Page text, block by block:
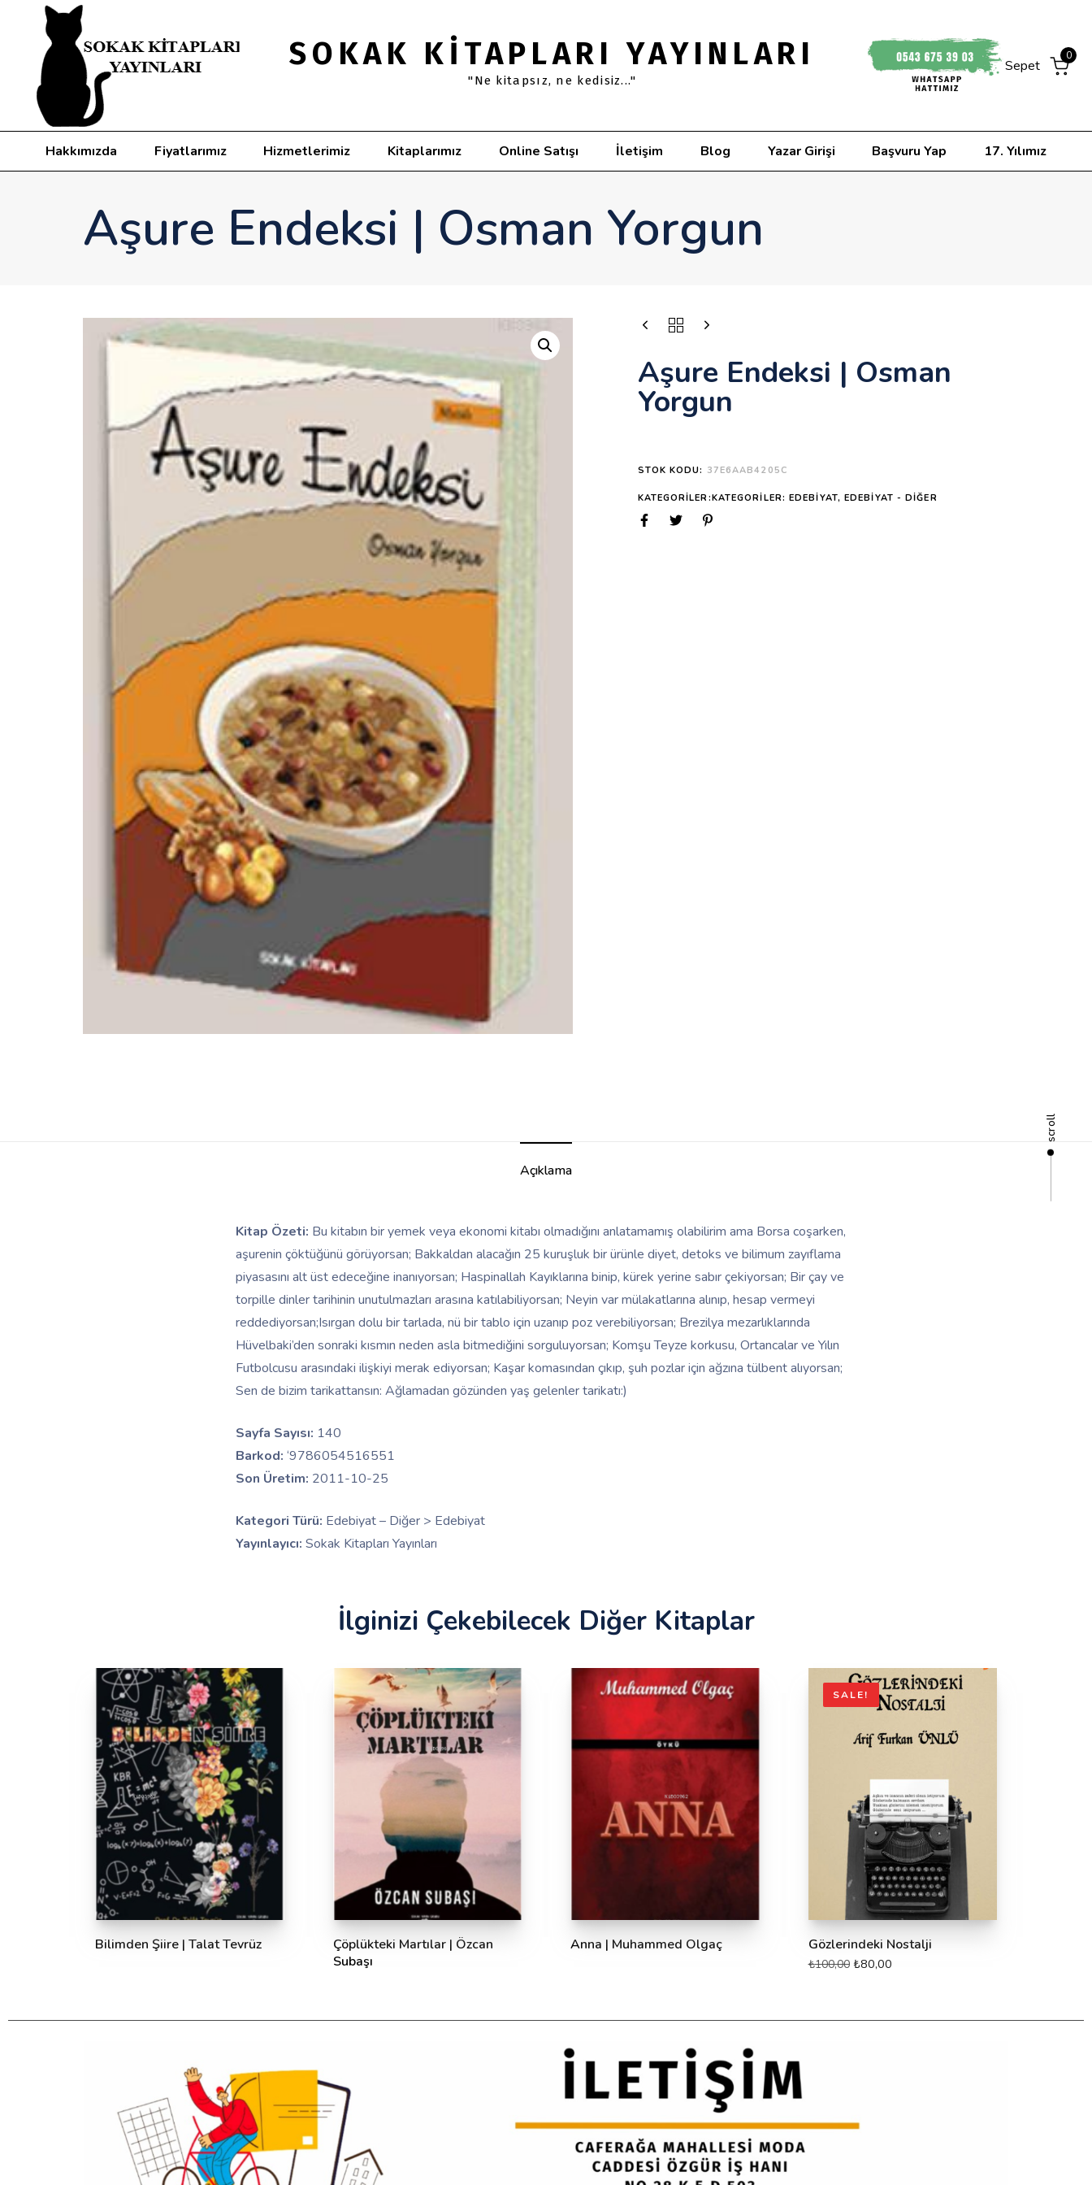
SOKAK KITAPLARI YAYINLARI
"Ne kitapsız, ne kedisiz..."
Sepet
0
scroll
Hakkımızda Fiyatlarımız Hizmetlerimiz Kitaplarımız Online Satışı İletişim Blog Yazar Girişi Başvuru Yap 17. Yılımız
Aşure Endeksi | Osman Yorgun
Aşure Endeksi | Osman
Yorgun
STOK KODU: 37E6AAB4205C
KATEGORILER:KATEGORILER: EDEBIYAT,EDEBIYAT - DIĞER
Açıklama
Kitap Özeti: Bu kitabın bir yemek veya ekonomi kitabı olmadığını anlatamamış olabilirim ama Borsa coşarken,
aşurenin çöktüğünü görüyorsan; Bakkaldan alacağın 25 kuruşluk bir ürünle diyet, detoks ve bilimum zayıflama
piyasasını alt üst edeceğine inanıyorsan; Haspinallah Kayıklarına binip, kürek yerine sabır çekiyorsan; Bir çay ve
torpille dinler tarihinin unutulmazları arasına katılabiliyorsan; Neyin var mülakatlarına alınıp, hesap vermeyi
reddediyorsan;Isırgan dolu bir tarlada, nü bir tablo için uzanıp poz verebiliyorsan; Brezilya mezarlıklarında
Hüvelbaki’den sonraki kısmın neden asla bitmediğini sorguluyorsan; Komşu Teyze korkusu, Ortancalar ve Yılın
Futbolcusu arasındaki ilişkiyi merak ediyorsan; Kaşar komasından çıkıp, şuh pozlar için ağzına tülbent alıyorsan;
Sen de bizim tarikattansın: Ağlamadan gözünden yaş gelenler tarikatı:)
Sayfa Sayısı: 140
Barkod: ‘9786054516551
Son Üretim: 2011-10-25
Kategori Türü: Edebiyat – Diğer > Edebiyat
Yayınlayıcı: Sokak Kitapları Yayınları
İlginizi Çekebilecek Diğer Kitaplar
Bilimden Şiire | Talat Tevrüz
Çöplükteki Martılar | Özcan
Subaşı
Anna | Muhammed Olgaç
SALE!
Gözlerindeki Nostalji
₺100,00 ₺80,00